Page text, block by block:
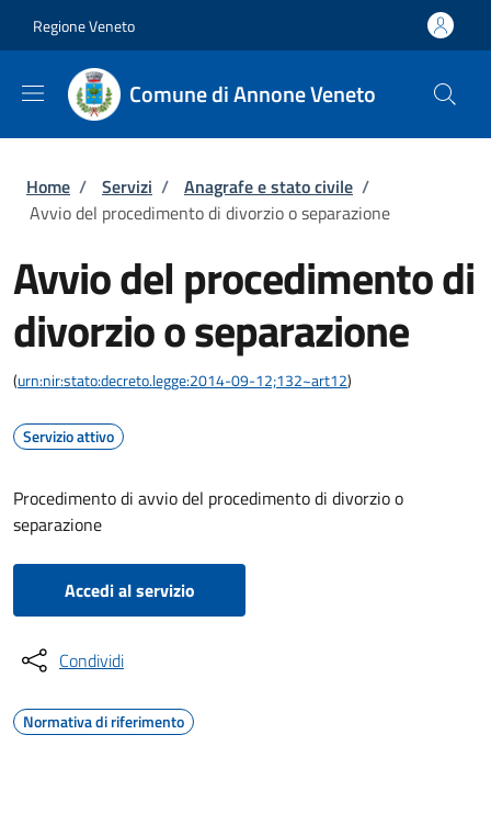
Regione Veneto
Comune di Annone Veneto
Briciole di pane
Home / Servizi / Anagrafe e stato civile /
Avvio del procedimento di divorzio o separazione
Avvio del procedimento di
divorzio o separazione
(urn:nir:stato:decreto.legge:2014-09-12;132~art12)
Servizio attivo
Procedimento di avvio del procedimento di divorzio o
separazione
Accedi al servizio
Condividi
Normativa di riferimento